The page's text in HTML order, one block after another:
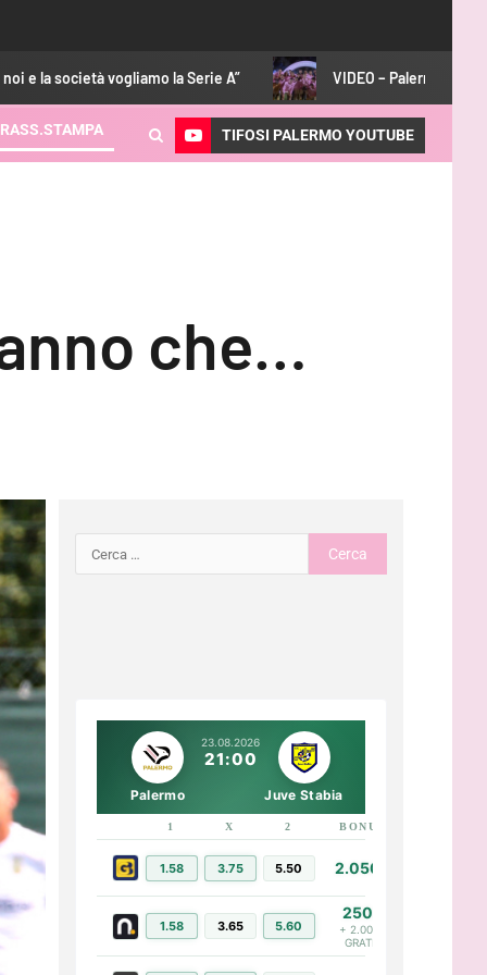
la Serie A” VIDEO – Palermo-Melbourne 2-0: gli
RASS.STAMPA TIFOSI PALERMO YOUTUBE
che…
23.08.2026
21:00
Palermo Juve Stabia
1 X 2 BONUS
1.58 3.75 5.50 2.050€
1.58 3.65 5.60
250€
+ 2.000€
GRATIS